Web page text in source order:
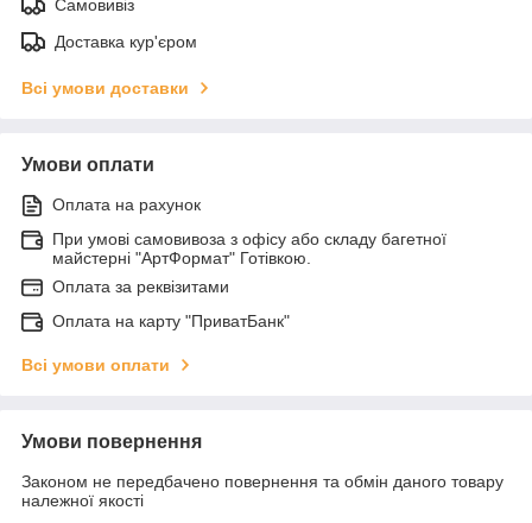
Самовивіз
Доставка кур'єром
Всі умови доставки
Умови оплати
Оплата на рахунок
При умові самовивоза з офісу або складу багетної
майстерні "АртФормат" Готівкою.
Оплата за реквізитами
Оплата на карту "ПриватБанк"
Всі умови оплати
Умови повернення
Законом не передбачено повернення та обмін даного товару
належної якості